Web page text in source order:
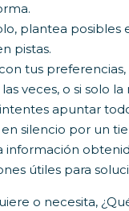
plantea posibles
pistas.
tus
veces, o si solo
apuntar
silencio por un
información
útiles para
o necesita,